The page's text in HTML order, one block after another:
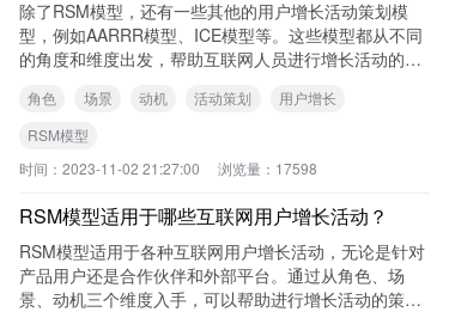
除了RSM模型，还有一些其他的用户增长活动策划模
型，例如AARRR模型、ICE模型等。这些模型都从不同
的角度和维度出发，帮助互联网人员进行增长活动的策
角色 场景 动机 活动策划
用户增长
RSM模型
时间： 2023-11-02 21:27:00 浏览量： 17598
RSM模型适用于哪些互联网用户增长活动？
RSM模型适用于各种互联网用户增长活动，无论是针对
产品用户还是合作伙伴和外部平台。通过从角色、场
景、动机三个维度入手，可以帮助进行增长活动的策划